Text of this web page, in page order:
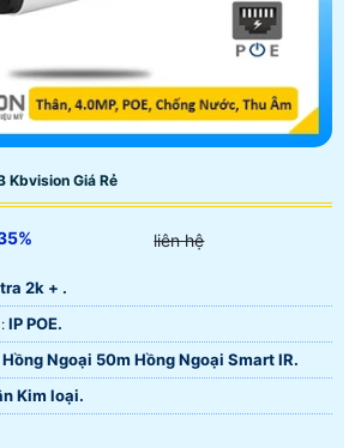
Kbvision Giá Rẻ
liên hệ
2k + .
🤖️ Công Nghệ Hình Ảnh : IP POE.
Hồng Ngoại 50m Hồng Ngoại Smart IR.
Kim loại.